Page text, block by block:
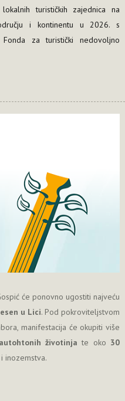
turističkih zajednica na
i kontinentu u 2026. s
za turistički nedovoljno
će ponovno ugostiti najveću
u Lici. Pod pokroviteljstvom
manifestacija će okupiti više
životinja te oko 30
inozemstva.